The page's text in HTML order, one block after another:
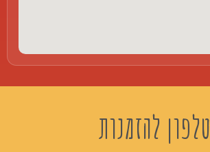
טלפון להזמנות